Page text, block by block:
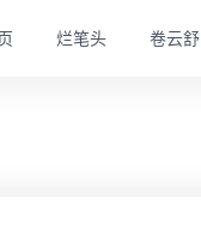
烂笔头 卷云舒